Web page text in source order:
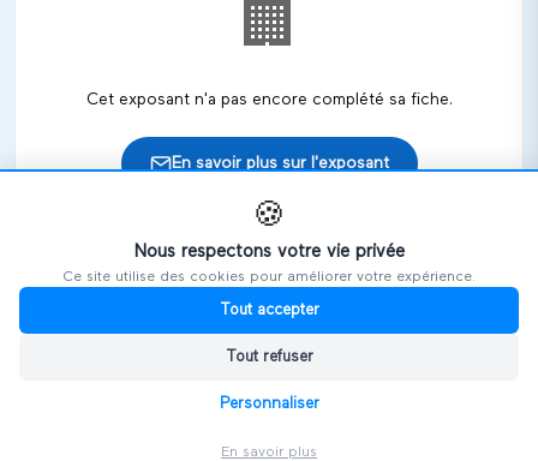
🏢
Cet exposant n'a pas encore complété sa fiche.
En savoir plus sur l'exposant
🎪Retrouvez cet exposant sur les salons
🍪
Nous respectons votre vie privée
Ce site utilise des cookies pour améliorer votre expérience.
Tout accepter
Tout refuser
Personnaliser
En savoir plus